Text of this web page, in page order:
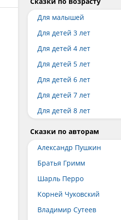
Для малышей
Для детей 3 лет
Для детей 4 лет
Для детей 5 лет
Для детей 6 лет
Для детей 7 лет
Для детей 8 лет
Сказки по авторам
Александр Пушкин
Братья Гримм
Шарль Перро
Корней Чуковский
Владимир Сутеев